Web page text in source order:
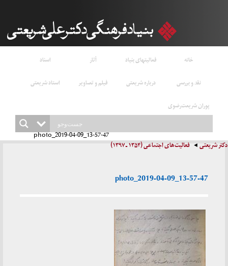
خانه فعالیتهای بنیاد آثار
اسناد
نقد و بررسی
درباره شریعتی فیلم و تصاویر
استاد شریعتی
پوران شریعت‌رضوی
دکتر شریعتی فعالیت‌های اجتماعی (۱۳۵۴ ـ ۱۳۹۷)
photo_2019-04-09_13-57-47
photo_2019-04-09_13-57-47